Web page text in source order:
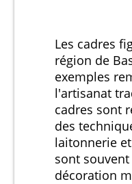
Les cadres
région de
exemples
l'artisanat
cadres sont
des
laitonnerie
sont
décoration